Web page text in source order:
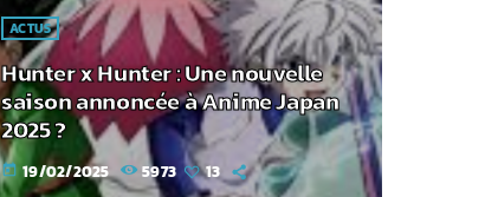
ACTUS
Hunter x Hunter : Une nouvelle
saison annoncée à Anime Japan
2025 ?
today 19/02/2025 5973 13